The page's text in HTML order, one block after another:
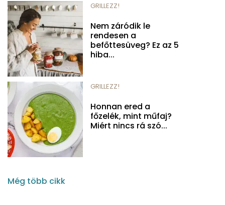
GRILLEZZ!
Nem záródik le
rendesen a
befőttesüveg? Ez az 5
hiba...
GRILLEZZ!
Honnan ered a
főzelék, mint műfaj?
Miért nincs rá szó...
Még több cikk